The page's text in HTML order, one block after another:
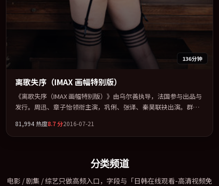
136分钟
离歌失序（IMAX 画幅特别版）
《离歌失序（IMAX 画幅特别版）》由乌尔善执导，法国参与出品与
发行。周迅、章子怡领衔主演，巩俐、张译、秦昊联袂出演。群像
架，在叙事、表演与视听上力求统一。定于 2016-02-01 在内地院线
及主流平台同步亮相，2016 年度话题片中口碑稳健，适合喜欢强情
81,994热度8.7分2016-07-21
分类频道
电影 / 剧集 / 综艺只做高频入口，字段与「日韩在线观看-高清视频免